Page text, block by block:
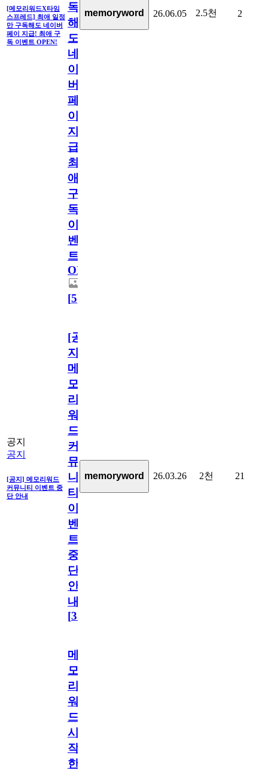
[메모리워드X타임
스프레드] 최애 일정
만 구독해도 네이버
페이 지급! 최애 구
독 이벤트 OPEN!
독
해
도
네
이
버
페
이
지
급!
최
애
구
독
이
벤
트
OPEN!
[5]
memoryword 26.06.05 2.5천 2
공지
공지
[공지] 메모리워드
커뮤니티 이벤트 중
단 안내
[공
지]
메
모
리
워
드
커
뮤
니
티
이
벤
트
중
단
안
내
[31
memoryword 26.03.26 2천 21
메
모
리
워
드
시
작
한